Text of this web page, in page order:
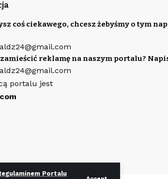
Portalu
coś ciekawego, chcesz żebyśmy o tym
zamieścić reklamę na naszym portalu?
portalu jest